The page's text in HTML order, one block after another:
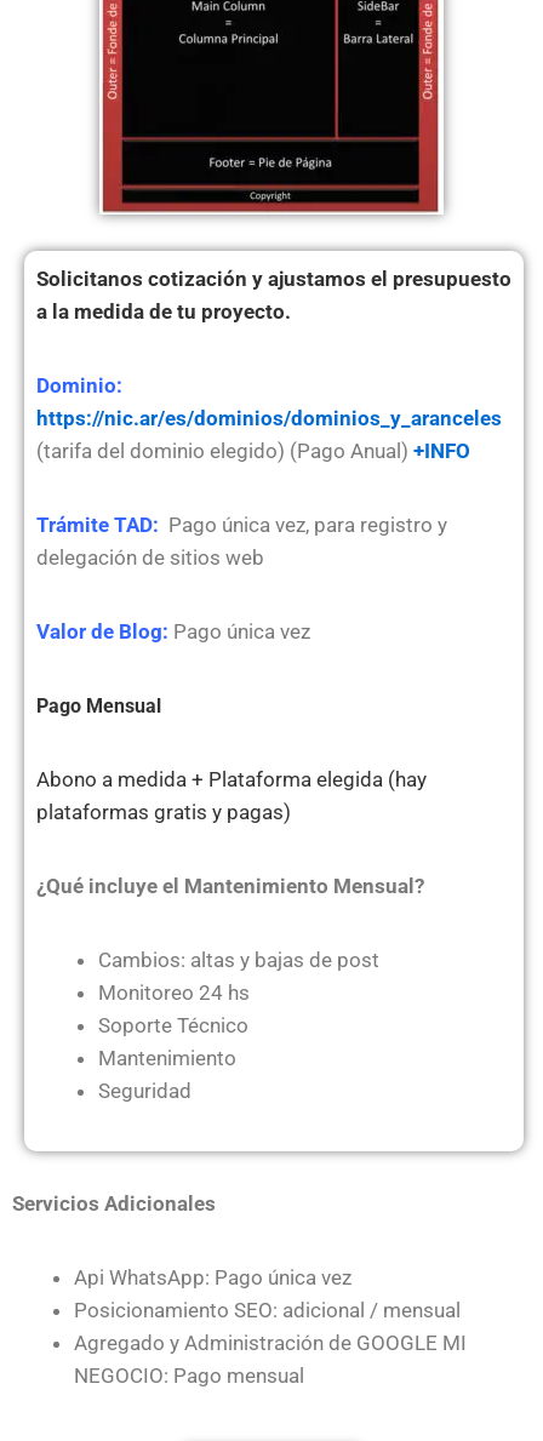
Solicitanos cotización y ajustamos el presupuesto
a la medida de tu proyecto.
Dominio:
https://nic.ar/es/dominios/dominios_y_aranceles
(tarifa del dominio elegido) (Pago Anual) +INFO
Trámite TAD: Pago única vez, para registro y
delegación de sitios web
Valor de Blog: Pago única vez
Pago Mensual
Abono a medida + Plataforma elegida (hay
plataformas gratis y pagas)
¿Qué incluye el Mantenimiento Mensual?
Cambios: altas y bajas de post
Monitoreo 24 hs
Soporte Técnico
Mantenimiento
Seguridad
Servicios Adicionales
Api WhatsApp: Pago única vez
Posicionamiento SEO: adicional / mensual
Agregado y Administración de GOOGLE MI
NEGOCIO: Pago mensual